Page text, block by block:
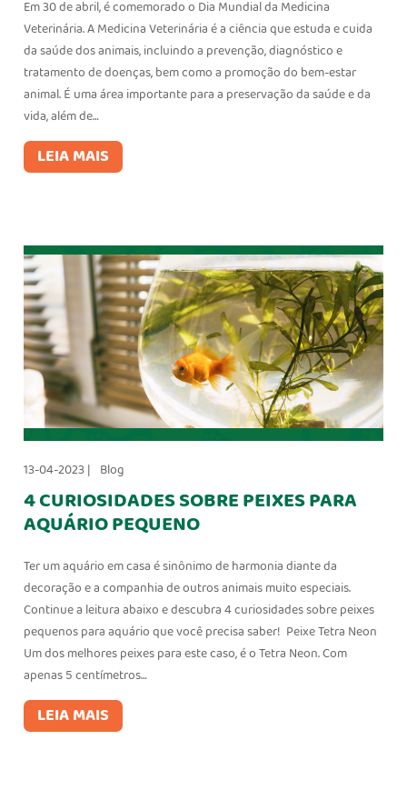
Em 30 de abril, é comemorado o Dia Mundial da Medicina
Veterinária. A Medicina Veterinária é a ciência que estuda e cuida
da saúde dos animais, incluindo a prevenção, diagnóstico e
tratamento de doenças, bem como a promoção do bem-estar
animal. É uma área importante para a preservação da saúde e da
vida, além de…
LEIA MAIS
13-04-2023 | Blog
4 CURIOSIDADES SOBRE PEIXES PARA
AQUÁRIO PEQUENO
Ter um aquário em casa é sinônimo de harmonia diante da
decoração e a companhia de outros animais muito especiais.
Continue a leitura abaixo e descubra 4 curiosidades sobre peixes
pequenos para aquário que você precisa saber! Peixe Tetra Neon
Um dos melhores peixes para este caso, é o Tetra Neon. Com
apenas 5 centímetros…
LEIA MAIS